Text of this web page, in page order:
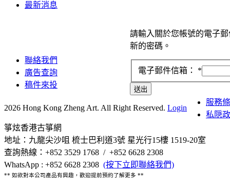
最新消息
請輸入關於您帳號的電子
新的密碼。
電子郵件信箱： *
送出
2026 Hong Kong Zheng Art. All Right Reserved. Login
箏炫香港古箏網
地址：九龍尖沙咀 梳士巴利道3號 星光行15樓 1519-20室
查詢熱線：+852 3529 1768 / +852 6628 2308
WhatsApp : +852 6628 2308 (按下立即聯絡我們)
** 如欲對本公司產品有興趣，歡迎提前預約了解更多 **
聯絡我們
廣告查詢
稿件來投
服務
私隠